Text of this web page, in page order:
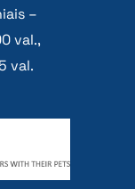
–
val.,
val.